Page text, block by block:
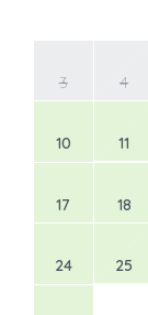
3 4
10 11
17 18
24 25